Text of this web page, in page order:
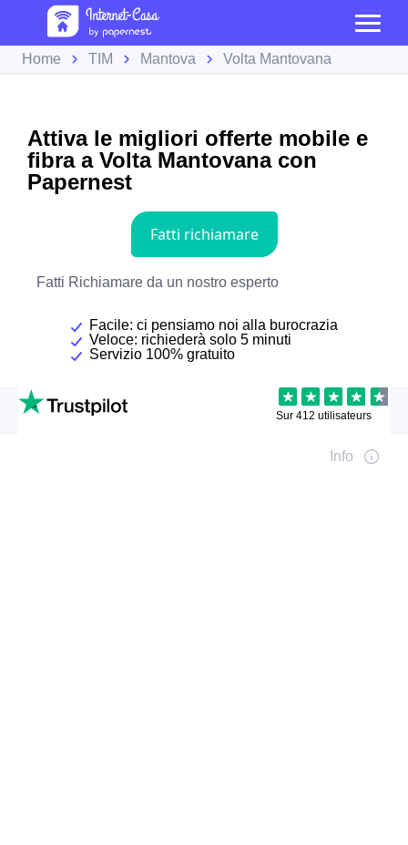
Home TIM Mantova Volta Mantovana